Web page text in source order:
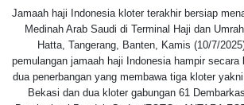
Jamaah haji Indonesia kloter terakhir bersiap
Medinah Arab Saudi di Terminal Haji dan
Hatta, Tangerang, Banten, Kamis (10/7/
pemulangan jamaah haji Indonesia hampir secara
dua penerbangan yang membawa tiga kloter
Bekasi dan dua kloter gabungan 61